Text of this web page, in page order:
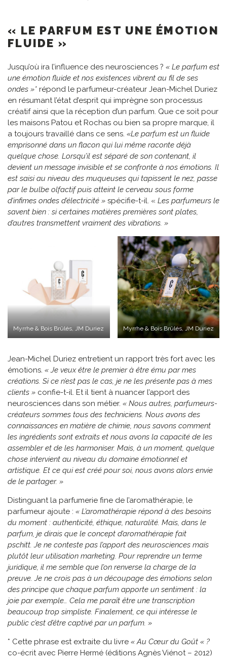
« LE PARFUM EST UNE ÉMOTION
FLUIDE »
Jusqu’où ira l’influence des neurosciences ? « Le parfum est
une émotion fluide et nos existences vibrent au fil de ses
ondes »* répond le parfumeur-créateur Jean-Michel Duriez
en résumant l’état d’esprit qui imprègne son processus
créatif ainsi que la réception d’un parfum. Que ce soit pour
les maisons Patou et Rochas ou bien sa propre marque, il
a toujours travaillé dans ce sens. «Le parfum est un fluide
emprisonné dans un flacon qui lui même raconte déjà
quelque chose. Lorsqu’il est séparé de son contenant, il
devient un message invisible et se confronte à nos émotions. Il
est saisi au niveau des muqueuses qui tapissent le nez, passe
par le bulbe olfactif puis atteint le cerveau sous forme
d’infimes ondes d’électricité » spécifie-t-il. « Les parfumeurs le
savent bien : si certaines matières premières sont plates,
d’autres transmettent vraiment des vibrations. »
Myrrhe & Bois Brûlés, JM Duriez Myrrhe & Bois Brûlés, JM Duriez
Jean-Michel Duriez entretient un rapport très fort avec les
émotions. « Je veux être le premier à être ému par mes
créations. Si ce n’est pas le cas, je ne les présente pas à mes
clients » confie-t-il. Et il tient à nuancer l’apport des
neurosciences dans son métier. « Nous autres, parfumeurs-
créateurs sommes tous des techniciens. Nous avons des
connaissances en matière de chimie, nous savons comment
les ingrédients sont extraits et nous avons la capacité de les
assembler et de les harmoniser. Mais, à un moment, quelque
chose intervient au niveau du domaine émotionnel et
artistique. Et ce qui est créé pour soi, nous avons alors envie
de le partager. »
Distinguant la parfumerie fine de l’aromathérapie, le
parfumeur ajoute : « L’aromathérapie répond à des besoins
du moment : authenticité, éthique, naturalité. Mais, dans le
parfum, je dirais que le concept d’aromathérapie fait
pschitt. Je ne conteste pas l’apport des neurosciences mais
plutôt leur utilisation marketing. Pour reprendre un terme
juridique, il me semble que l’on renverse la charge de la
preuve. Je ne crois pas à un découpage des émotions selon
des principe que chaque parfum apporte un sentiment : la
joie par exemple… Cela me paraît être une transcription
beaucoup trop simpliste. Finalement, ce qui intéresse le
public c’est d’être captivé par un parfum. »
* Cette phrase est extraite du livre « Au Cœur du Goût « ?
co-écrit avec Pierre Hermé (éditions Agnès Viénot – 2012)